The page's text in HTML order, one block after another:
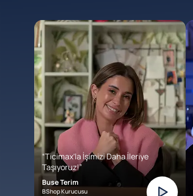
“Ticimax'la İşimizi Daha İleriye
Taşıyoruz!”
Buse Terim
BShop Kurucusu